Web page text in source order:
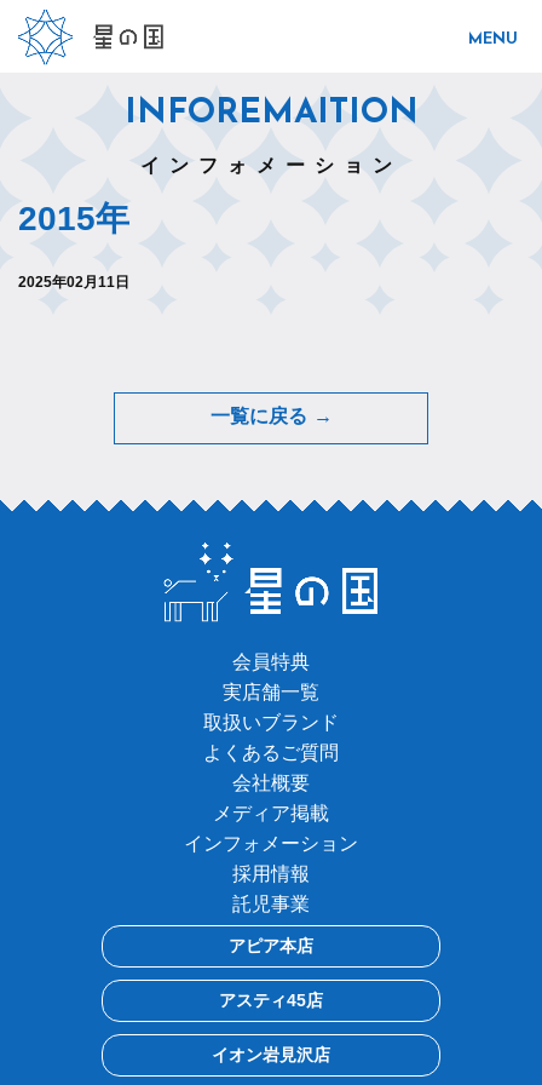
INFOREMAITION
インフォメーション
2015年
2025年02月11日
一覧に戻る →
会員特典
実店舗一覧
取扱いブランド
よくあるご質問
会社概要
メディア掲載
インフォメーション
採用情報
託児事業
アピア本店
アスティ45店
イオン岩見沢店